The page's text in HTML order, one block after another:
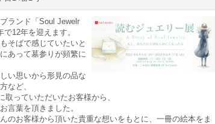
ランド「Soul Jewelr
12年を迎えます。
そばで感じていたいと
あって墓参りが頻繁に
い思いから形見の品な
など、
っていただいたお客様から、
言葉を頂きました。
のお客様から頂いた貴重な想いをもとに、一冊の絵本をま